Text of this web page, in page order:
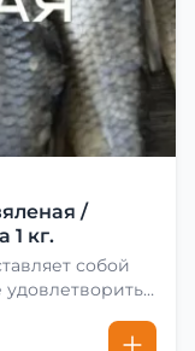
/
1 кг.
собой
удовлетворить
хорошо солят.